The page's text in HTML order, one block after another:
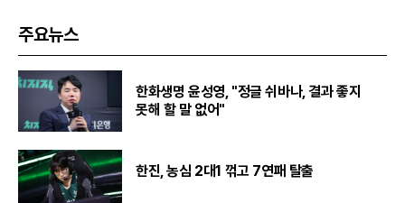
주요뉴스
한화생명 윤성영, "정글 쉬바나, 결과 좋지
못해 할 말 없어"
한진, 농심 2대1 꺾고 7연패 탈출